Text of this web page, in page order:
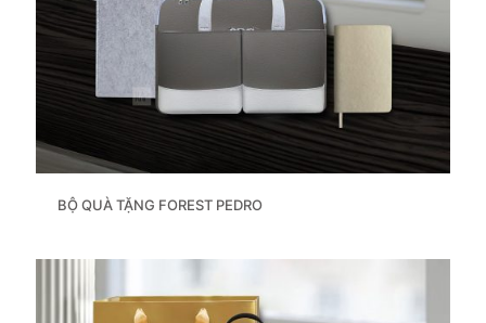
BỘ QUÀ TẶNG FOREST PEDRO